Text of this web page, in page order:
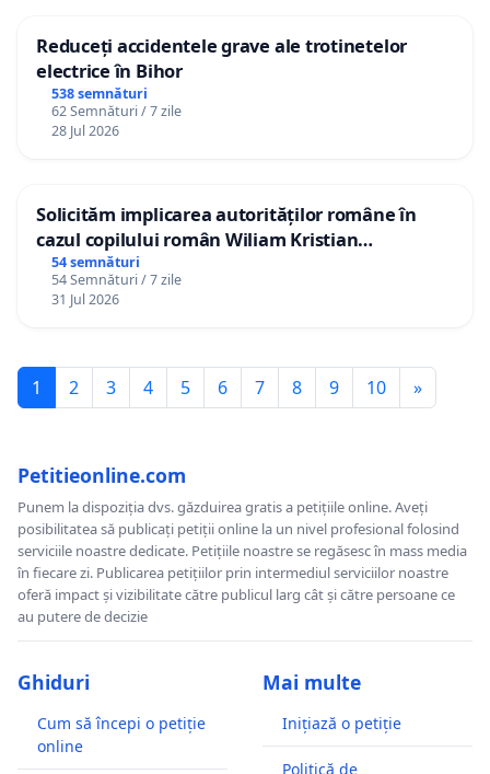
Reduceți accidentele grave ale trotinetelor
electrice în Bihor
538 semnături
62 Semnături / 7 zile
28 Jul 2026
Solicităm implicarea autorităților române în
cazul copilului român Wiliam Kristian
Gheorghe, aflat în plasament în Danemarca de
12 ani
54 semnături
54 Semnături / 7 zile
31 Jul 2026
1 2 3 4 5 6 7 8 9 10 »
Petitieonline.com
Punem la dispoziția dvs. găzduirea gratis a petițiile online. Aveți
posibilitatea să publicați petiții online la un nivel profesional folosind
serviciile noastre dedicate. Petițiile noastre se regăsesc în mass media
în fiecare zi. Publicarea petițiilor prin intermediul serviciilor noastre
oferă impact și vizibilitate către publicul larg cât și către persoane ce
au putere de decizie
Ghiduri
Cum să începi o petiție
online
Mai multe
Inițiază o petiție
Politică de